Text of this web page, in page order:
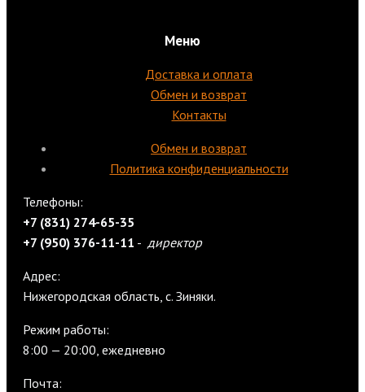
Меню
Доставка и оплата
Обмен и возврат
Контакты
Обмен и возврат
Политика конфиденциальности
Телефоны:
+7 (831) 274-65-35
+7 (950) 376-11-11 - директор
Адрес:
Нижегородская область, с. Зиняки.
Режим работы:
8:00 — 20:00, ежедневно
Почта: